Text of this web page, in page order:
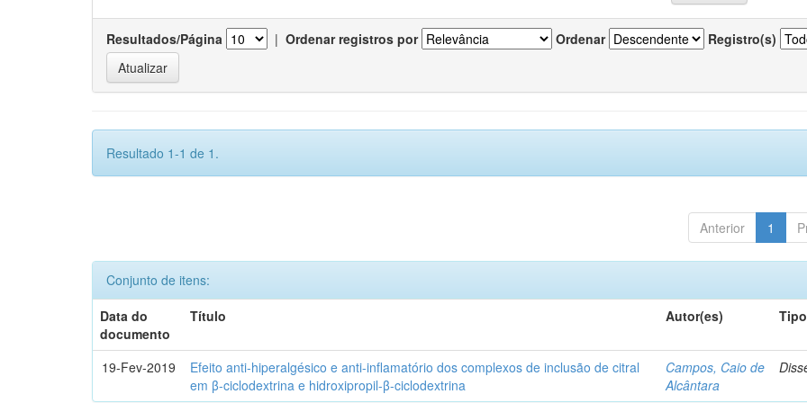
Resultados/Página | Ordenar registros por Ordenar Registro(s)
Resultado 1-1 de 1.
Anterior 1
Conjunto de itens:
Data do
documento
Título Autor(es) Tipo
19-Fev-2019
Efeito anti-hiperalgésico e anti-inflamatório dos complexos de inclusão de citral
em β-ciclodextrina e hidroxipropil-β-ciclodextrina
Campos, Caio de
Alcântara